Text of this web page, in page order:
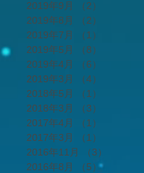
2019年9月
（2）
2019年8月
（2）
2019年7月
（1）
2019年5月
（8）
2019年4月
（6）
2019年3月
（4）
2018年5月
（1）
2018年3月
（3）
2017年4月
（1）
2017年3月
（1）
2016年11月
（3）
2016年8月
（5）5件の記事